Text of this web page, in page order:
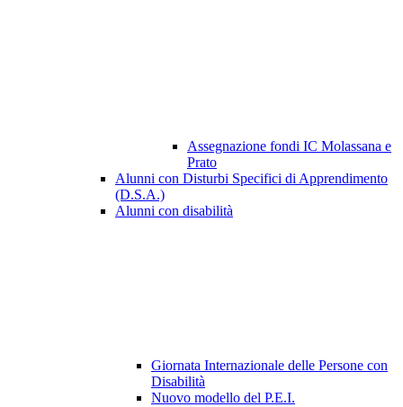
Assegnazione fondi IC Molassana e
Prato
Alunni con Disturbi Specifici di Apprendimento
(D.S.A.)
Alunni con disabilità
Giornata Internazionale delle Persone con
Disabilità
Nuovo modello del P.E.I.